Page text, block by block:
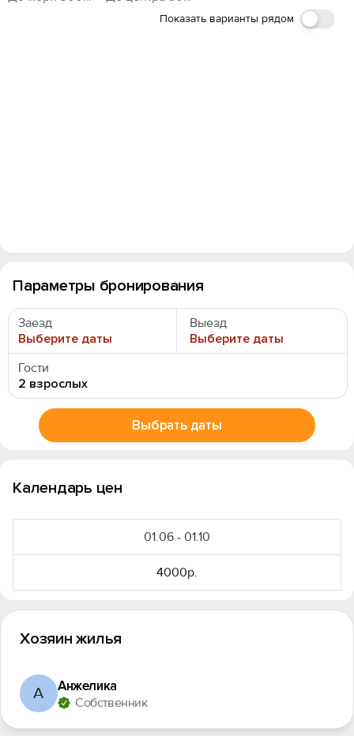
Параметры бронирования
Заезд
Выберите даты
Выезд
Выберите даты
Гости
2 взрослых
Выбрать даты
Показать варианты рядом
Календарь цен
01.06 - 01.10
4000р.
Хозяин жилья
А Анжелика
Собственник